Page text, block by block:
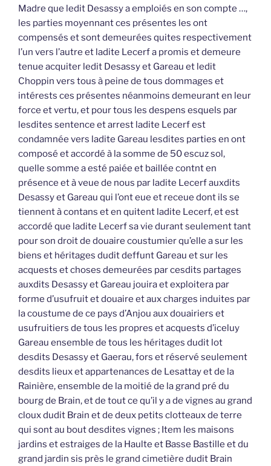
Madre que ledit Desassy a emploiés en son compte …,
les parties moyennant ces présentes les ont
compensés et sont demeurées quites respectivement
l’un vers l’autre et ladite Lecerf a promis et demeure
tenue acquiter ledit Desassy et Gareau et ledit
Choppin vers tous à peine de tous dommages et
intérests ces présentes néanmoins demeurant en leur
force et vertu, et pour tous les despens esquels par
lesdites sentence et arrest ladite Lecerf est
condamnée vers ladite Gareau lesdites parties en ont
composé et accordé à la somme de 50 escuz sol,
quelle somme a esté paiée et baillée contnt en
présence et à veue de nous par ladite Lecerf auxdits
Desassy et Gareau qui l’ont eue et receue dont ils se
tiennent à contans et en quitent ladite Lecerf, et est
accordé que ladite Lecerf sa vie durant seulement tant
pour son droit de douaire coustumier qu’elle a sur les
biens et héritages dudit deffunt Gareau et sur les
acquests et choses demeurées par cesdits partages
auxdits Desassy et Gareau jouira et exploitera par
forme d’usufruit et douaire et aux charges induites par
la coustume de ce pays d’Anjou aux douairiers et
usufruitiers de tous les propres et acquests d’iceluy
Gareau ensemble de tous les héritages dudit lot
desdits Desassy et Gaerau, fors et réservé seulement
desdits lieux et appartenances de Lesattay et de la
Rainière, ensemble de la moitié de la grand pré du
bourg de Brain, et de tout ce qu’il y a de vignes au grand
cloux dudit Brain et de deux petits clotteaux de terre
qui sont au bout desdites vignes ; Item les maisons
jardins et estraiges de la Haulte et Basse Bastille et du
grand jardin sis près le grand cimetière dudit Brain